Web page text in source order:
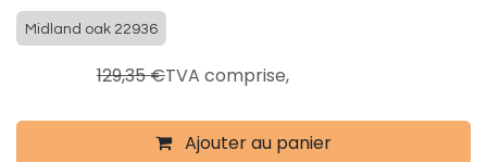
Midland oak 22936
129,35€TVA comprise,
Ajouter au panier